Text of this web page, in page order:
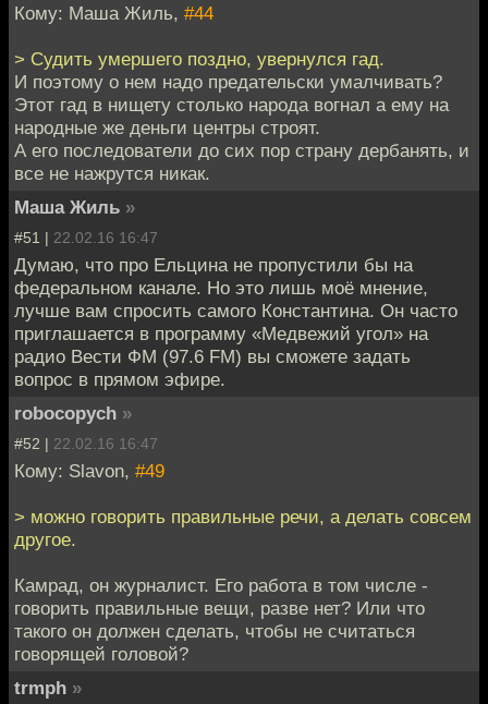
Кому: Маша Жиль, #44
> Судить умершего поздно, увернулся гад.
И поэтому о нем надо предательски умалчивать?
Этот гад в нищету столько народа вогнал а ему на
народные же деньги центры строят.
А его последователи до сих пор страну дербанять, и
все не нажрутся никак.
Маша Жиль »
#51 | 22.02.16 16:47
Думаю, что про Ельцина не пропустили бы на
федеральном канале. Но это лишь моё мнение,
лучше вам спросить самого Константина. Он часто
приглашается в программу «Медвежий угол» на
радио Вести ФМ (97.6 FM) вы сможете задать
вопрос в прямом эфире.
robocopych »
#52 | 22.02.16 16:47
Кому: Slavon, #49
> можно говорить правильные речи, а делать совсем
другое.
Камрад, он журналист. Его работа в том числе -
говорить правильные вещи, разве нет? Или что
такого он должен сделать, чтобы не считаться
говорящей головой?
trmph »